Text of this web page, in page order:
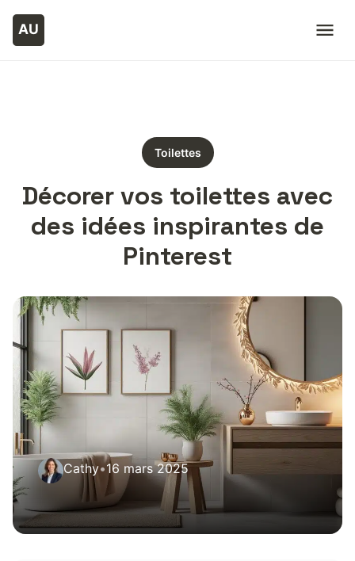
Toilettes
Décorer vos toilettes avec
des idées inspirantes de
Pinterest
Cathy•16 mars 2025